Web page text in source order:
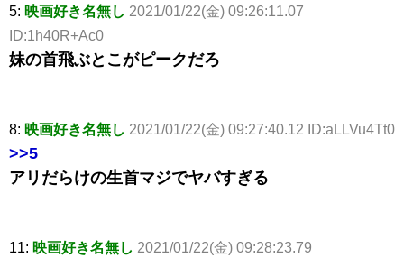
5: 映画好き名無し 2021/01/22(金) 09:26:11.07
ID:1h40R+Ac0
妹の首飛ぶとこがピークだろ
8: 映画好き名無し 2021/01/22(金) 09:27:40.12 ID:aLLVu4Tt0
>>5
アリだらけの生首マジでヤバすぎる
11: 映画好き名無し 2021/01/22(金) 09:28:23.79